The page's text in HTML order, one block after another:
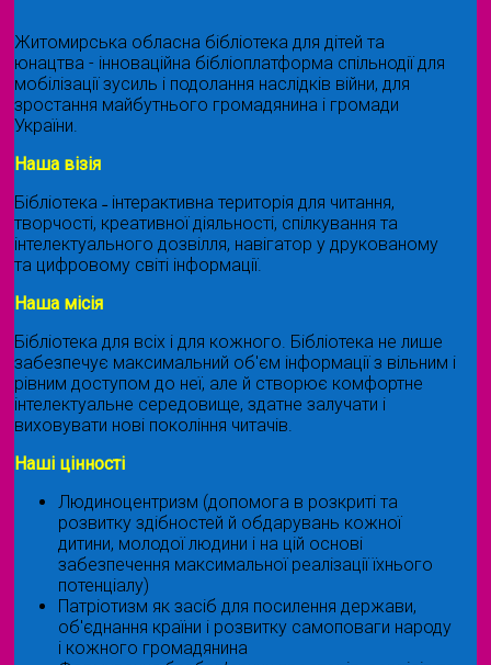
Житомирська обласна бібліотека для дітей та
юнацтва - інноваційна бібліоплатформа спільнодії для
мобілізації зусиль і подолання наслідків війни, для
зростання майбутнього громадянина і громади
України.
Наша візія
Бібліотека ˗ інтерактивна територія для читання,
творчості, креативної діяльності, спілкування та
інтелектуального дозвілля, навігатор у друкованому
та цифровому світі інформації.
Наша місія
Бібліотека для всіх і для кожного. Бібліотека не лише
забезпечує максимальний об'єм інформації з вільним і
рівним доступом до неї, але й створює комфортне
інтелектуальне середовище, здатне залучати і
виховувати нові покоління читачів.
Наші цінності
Людиноцентризм (допомога в розкриті та
розвитку здібностей й обдарувань кожної
дитини, молодої людини і на цій основі
забезпечення максимальної реалізації їхнього
потенціалу)
Патріотизм як засіб для посилення держави,
об'єднання країни і розвитку самоповаги народу
і кожного громадянина